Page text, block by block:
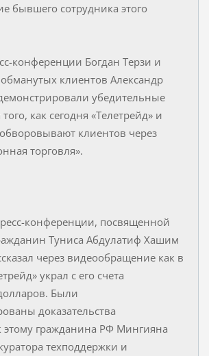
бывшего сотрудника этого
конференции Богдан Терзи и
клиентов Александр
убедительные
того, как сегодня «Телетрейд» и
клиентов через
торговля».
конференции, посвященной
Туниса Абдулатиф Хашим
через видеообращение как в
украл с его счета
Были
доказательства
этому гражданина РФ Мингияна
техподдержки и